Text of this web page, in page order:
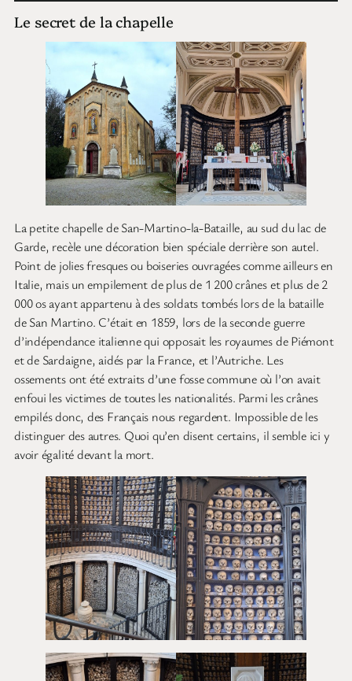
Le secret de la chapelle
La petite chapelle de San-Martino-la-Bataille, au sud du lac de
Garde, recèle une décoration bien spéciale derrière son autel.
Point de jolies fresques ou boiseries ouvragées comme ailleurs en
Italie, mais un empilement de plus de 1 200 crânes et plus de 2
000 os ayant appartenu à des soldats tombés lors de la bataille
de San Martino. C’était en 1859, lors de la seconde guerre
d’indépendance italienne qui opposait les royaumes de Piémont
et de Sardaigne, aidés par la France, et l’Autriche. Les
ossements ont été extraits d’une fosse commune où l’on avait
enfoui les victimes de toutes les nationalités. Parmi les crânes
empilés donc, des Français nous regardent. Impossible de les
distinguer des autres. Quoi qu’en disent certains, il semble ici y
avoir égalité devant la mort.